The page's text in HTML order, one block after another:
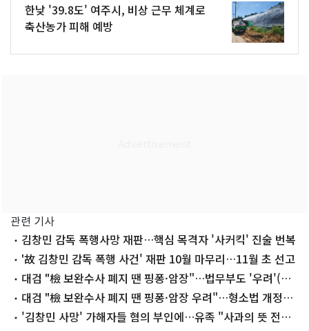
한낮 '39.8도' 여주시, 비상 근무 체계로
축산농가 피해 예방
관련 기사
김창민 감독 폭행사망 재판…핵심 목격자 '사커킥' 진술 번복
'故 김창민 감독 폭행 사건' 재판 10월 마무리…11월 초 선고
대검 "檢 보완수사 폐지 땐 핑퐁·암장"…법무부도 '우려'(종
합)대검 "檢 보완수사 폐지 땐 핑퐁·암장 우려"…형소법 개정안
재검토 요청
'김창민 사망' 가해자들 혐의 부인에…유족 "사과의 뜻 전혀